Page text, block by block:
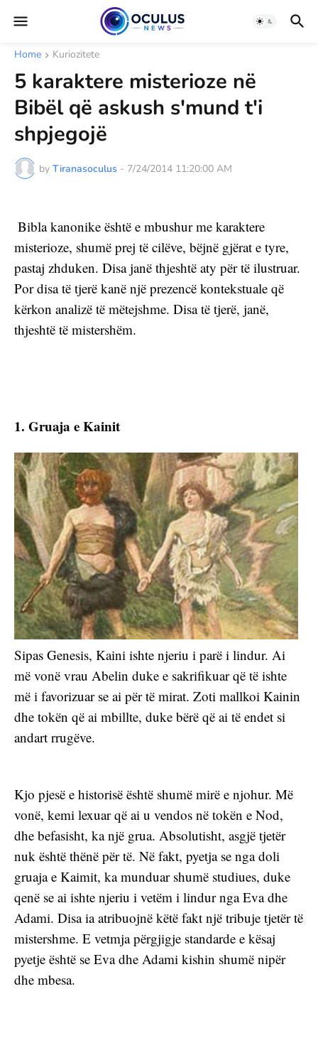
Home Kuriozitete
5 karaktere misterioze në
Bibël që askush s'mund t'i
shpjegojë
by Tiranasoculus - 7/24/2014 11:20:00 AM
misterioze, shumë prej të cilëve, bëjnë gjërat e tyre,
pastaj zhduken. Disa janë thjeshtë aty për të ilustruar.
Por disa të tjerë kanë një prezencë kontekstuale që
kërkon analizë të mëtejshme. Disa të tjerë, janë,
thjeshtë të mistershëm.
1. Gruaja e Kainit
Sipas Genesis, Kaini ishte njeriu i parë i lindur. Ai
më vonë vrau Abelin duke e sakrifikuar që të ishte
më i favorizuar se ai për të mirat. Zoti mallkoi Kainin
dhe tokën që ai mbillte, duke bërë që ai të endet si
andart rrugëve.
Kjo pjesë e historisë është shumë mirë e njohur. Më
vonë, kemi lexuar që ai u vendos në tokën e Nod,
dhe befasisht, ka një grua. Absolutisht, asgjë tjetër
nuk është thënë për të. Në fakt, pyetja se nga doli
gruaja e Kaimit, ka munduar shumë studiues, duke
qenë se ai ishte njeriu i vetëm i lindur nga Eva dhe
Adami. Disa ia atribuojnë këtë fakt një tribuje tjetër të
mistershme. E vetmja përgjigje standarde e kësaj
pyetje është se Eva dhe Adami kishin shumë nipër
dhe mbesa.